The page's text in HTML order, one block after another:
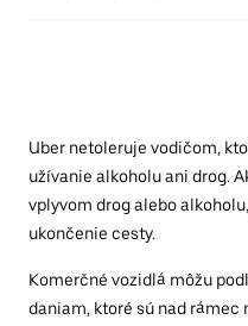
Uber netoleruje vodičom,
užívanie alkoholu ani drog.
vplyvom drog alebo
ukončenie cesty.
Komerčné vozidlá môžu
daniam, ktoré sú nad rámec